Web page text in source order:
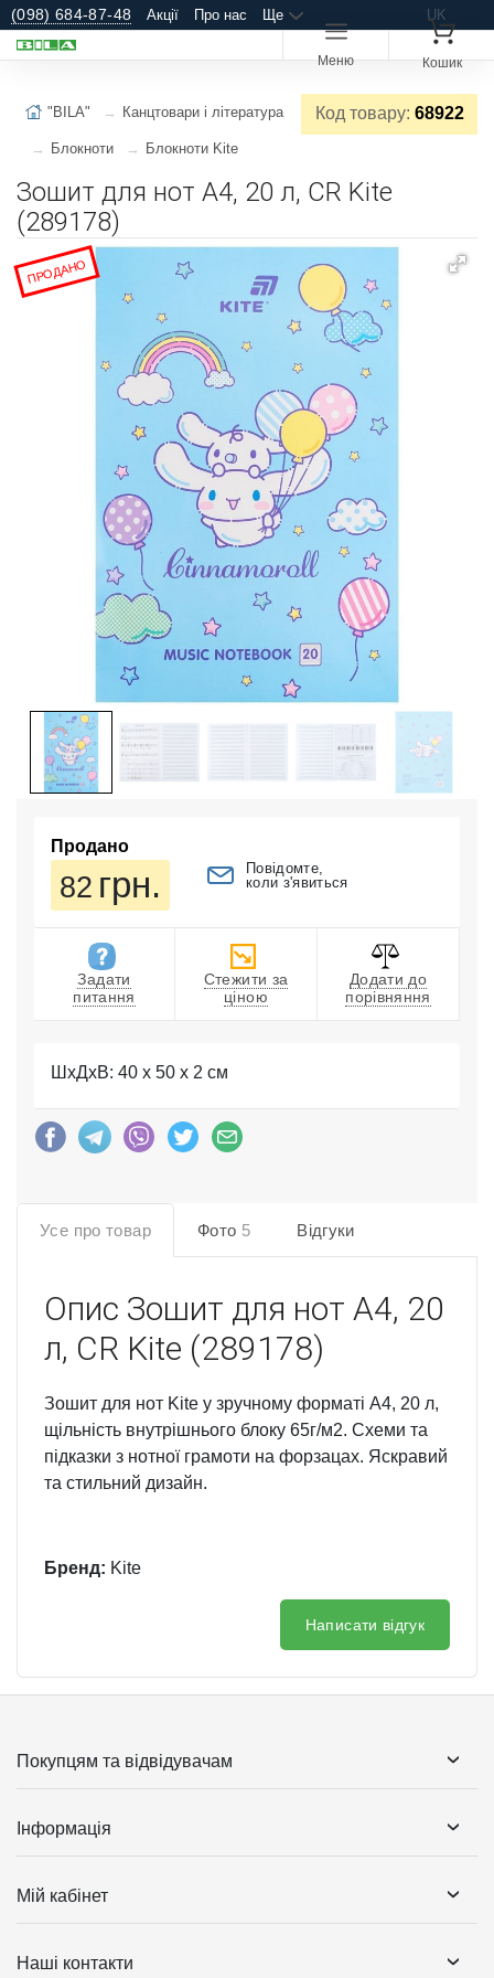
(098) 684-87-48 Акції Про нас Ще UK
Меню Кошик
Код товару: 68922
"BILA" Канцтовари і література
Блокноти Блокноти Kite
Зошит для нот А4, 20 л, CR Kite
(289178)
ПРОДАНО
Продано
82 грн.
Повідомте,
коли з'явиться
Задати
питання
Стежити за
ціною
Додати до
порівняння
ШхДхВ: 40 x 50 x 2 см
Усе про товар Фото 5 Відгуки
Опис Зошит для нот А4, 20
л, CR Kite (289178)
Зошит для нот Kite у зручному форматі А4, 20 л,
щільність внутрішнього блоку 65г/м2. Схеми та
підказки з нотної грамоти на форзацах. Яскравий
та стильний дизайн.
Бренд: Kite
Написати відгук
Покупцям та відвідувачам
Інформація
Мій кабінет
Наші контакти